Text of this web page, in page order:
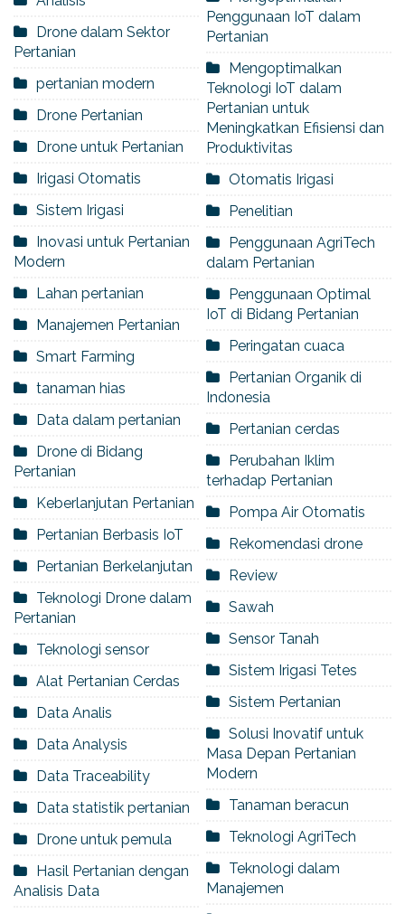
Drone dalam Sektor
Pertanian
pertanian modern
Drone Pertanian
Drone untuk Pertanian
Irigasi Otomatis
Sistem Irigasi
Inovasi untuk Pertanian
Modern
Lahan pertanian
Manajemen Pertanian
Smart Farming
tanaman hias
Data dalam pertanian
Drone di Bidang
Pertanian
Keberlanjutan Pertanian
Pertanian Berbasis IoT
Pertanian Berkelanjutan
Teknologi Drone dalam
Pertanian
Teknologi sensor
Alat Pertanian Cerdas
Data Analis
Data Analysis
Data Traceability
Data statistik pertanian
Drone untuk pemula
Hasil Pertanian dengan
Analisis Data
Penggunaan IoT dalam
Pertanian
Mengoptimalkan
Teknologi IoT dalam
Pertanian untuk
Meningkatkan Efisiensi dan
Produktivitas
Otomatis Irigasi
Penelitian
Penggunaan AgriTech
dalam Pertanian
Penggunaan Optimal
IoT di Bidang Pertanian
Peringatan cuaca
Pertanian Organik di
Indonesia
Pertanian cerdas
Perubahan Iklim
terhadap Pertanian
Pompa Air Otomatis
Rekomendasi drone
Review
Sawah
Sensor Tanah
Sistem Irigasi Tetes
Sistem Pertanian
Solusi Inovatif untuk
Masa Depan Pertanian
Modern
Tanaman beracun
Teknologi AgriTech
Teknologi dalam
Manajemen